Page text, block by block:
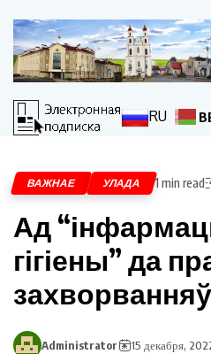
RU
ВАЖНАЕ УЛАДА 1 min read
Ад
гігіены” да
захворванняў
Administrator 15 декабря,